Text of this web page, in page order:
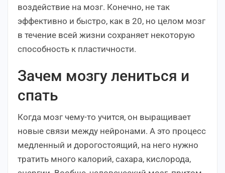
воздействие на мозг. Конечно, не так
эффективно и быстро, как в 20, но целом мозг
в течение всей жизни сохраняет некоторую
способность к пластичности.
Зачем мозгу лениться и
спать
Когда мозг чему-то учится, он выращивает
новые связи между нейронами. А это процесс
медленный и дорогостоящий, на него нужно
тратить много калорий, сахара, кислорода,